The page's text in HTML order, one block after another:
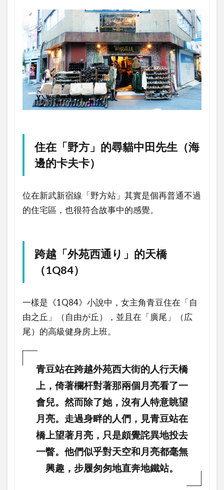
住在「野方」的尋貓中田先生（海
邊的卡夫卡）
位在新武新宿線「野方站」其實是個再普通不過
的住宅區，也很符合故事中的感覺。
跨越「外苑西通り」的天橋
（1Q84）
一樣是《1Q84》小說中，女主角青豆住在「自
由之丘」（自由が丘），並且在「廣尾」（広
尾）的高級健身房上班。
青豆站在跨越外苑西大街的人行天橋
上，倚著欄杆對著那兩個月亮看了一
會兒。然而除了她，沒有人特意眺望
月亮。走過身畔的人們，見青豆站在
橋上望著月亮，只是頗覺詫異地投去
一瞥。他們似乎對天空和月亮都毫無
興趣，步履匆匆地直奔地鐵站。